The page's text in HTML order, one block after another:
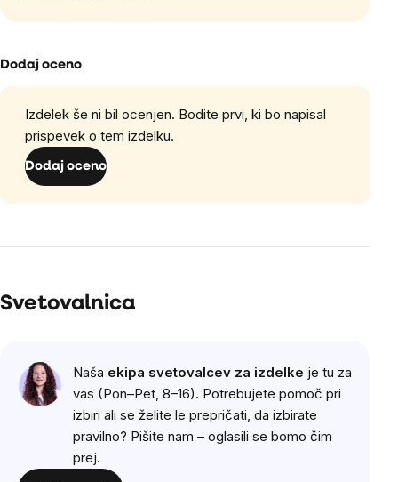
Dodaj oceno
Izdelek še ni bil ocenjen. Bodite prvi, ki bo napisal
prispevek o tem izdelku.
Dodaj oceno
Svetovalnica
Naša ekipa svetovalcev za izdelke je tu za
vas (Pon–Pet, 8–16). Potrebujete pomoč pri
izbiri ali se želite le prepričati, da izbirate
pravilno? Pišite nam – oglasili se bomo čim
prej.